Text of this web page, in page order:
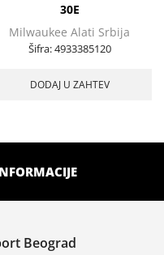
30E
Milwaukee Alati Srbija
Šifra:4933385120
DODAJ U ZAHTEV
Beograd